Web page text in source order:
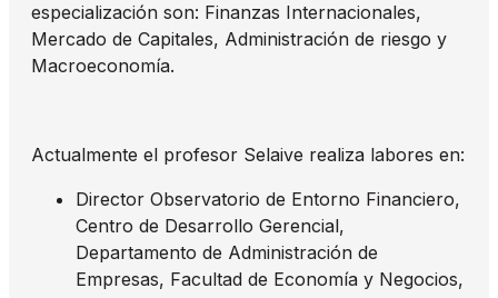
especialización son: Finanzas Internacionales,
Mercado de Capitales, Administración de riesgo y
Macroeconomía.
Actualmente el profesor Selaive realiza labores en:
Director Observatorio de Entorno Financiero,
Centro de Desarrollo Gerencial,
Departamento de Administración de
Empresas, Facultad de Economía y Negocios,